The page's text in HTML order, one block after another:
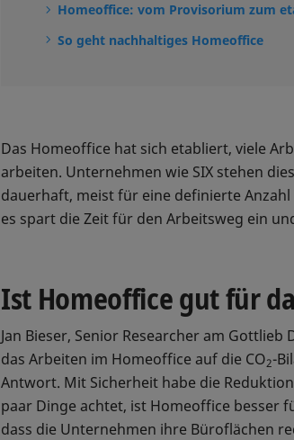
Homeoffice: vom Provisorium zum
So geht nachhaltiges Homeoffice
Das Homeoffice hat sich etabliert, viele
arbeiten. Unternehmen wie SIX stehen
dauerhaft, meist für eine definierte
es spart die Zeit für den Arbeitsweg ein
Ist Homeoffice gut für
Jan Bieser, Senior Researcher am
das Arbeiten im Homeoffice auf die CO2-
Antwort. Mit Sicherheit habe die
paar Dinge achtet, ist Homeoffice besser
dass die Unternehmen ihre Büroflächen